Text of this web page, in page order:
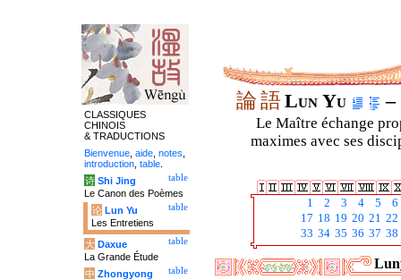
論語Lun Yu –
Le Maître échange
maximes avec ses
1 2 3 4 5
6
17 18 19 20 21 22
33 34 35 36 37 38
CLASSIQUES
CHINOIS
& TRADUCTIONS
Bienvenue aide notes
introduction table
table
诗 Shi Jing
Le Canon des Poèmes
table
论 Lun Yu
Les Entretiens
table
大 Daxue
La Grande Étude
table
中 Zhongyong